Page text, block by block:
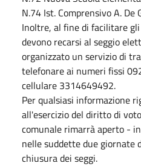
N.74 Ist. Comprensivo A. De
Inoltre, al fine di facilitare
devono recarsi al seggio
organizzato un servizio di
telefonare ai numeri fissi
cellulare 3314649492.
Per qualsiasi informazione
all'esercizio del diritto di
comunale rimarrà aperto -
nelle suddette due giornate
chiusura dei seggi.